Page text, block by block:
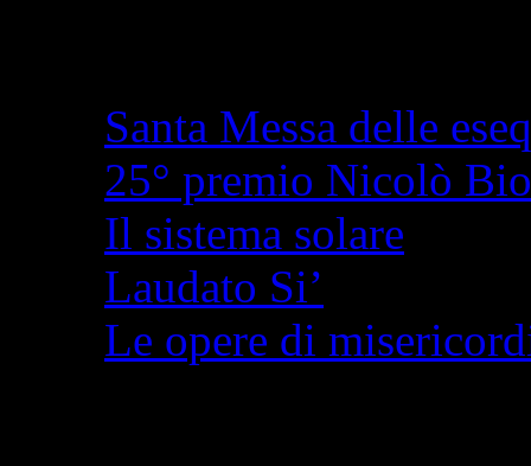
Santa Messa delle
25° premio Nicolò
Il sistema solare
Laudato Si’
Le opere di